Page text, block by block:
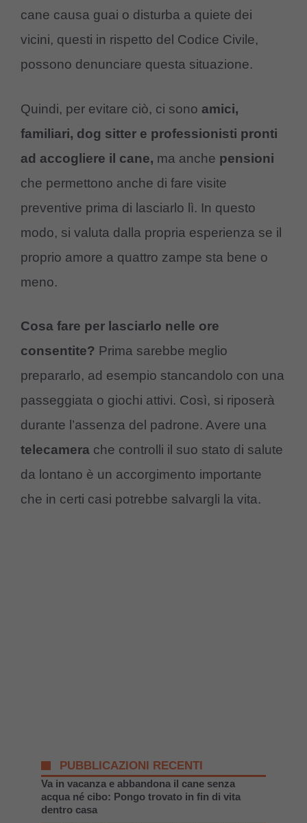
cane causa guai o disturba a quiete dei
vicini, questi in rispetto del Codice Civile,
possono denunciare questa situazione.
Quindi, per evitare ciò, ci sono amici,
familiari, dog sitter e professionisti pronti
ad accogliere il cane, ma anche pensioni
che permettono anche di fare visite
preventive prima di lasciarlo lì. In questo
modo, si valuta dalla propria esperienza se il
proprio amore a quattro zampe sta bene o
meno.
Cosa fare per lasciarlo nelle ore
consentite? Prima sarebbe meglio
prepararlo, ad esempio stancandolo con una
passeggiata o giochi attivi. Così, si riposerà
durante l’assenza del padrone. Avere una
telecamera che controlli il suo stato di salute
da lontano è un accorgimento importante
che in certi casi potrebbe salvargli la vita.
PUBBLICAZIONI RECENTI
Va in vacanza e abbandona il cane senza
acqua né cibo: Pongo trovato in fin di vita
dentro casa